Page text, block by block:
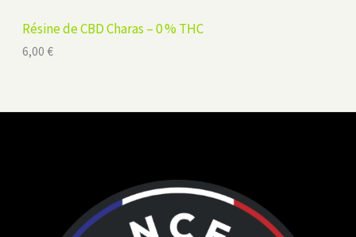
Résine de CBD Charas – 0 % THC
6,00 €